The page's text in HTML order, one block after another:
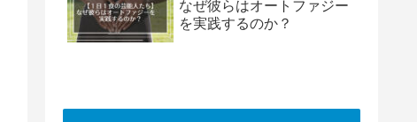
なぜ彼らはオートファジー
を実践するのか？